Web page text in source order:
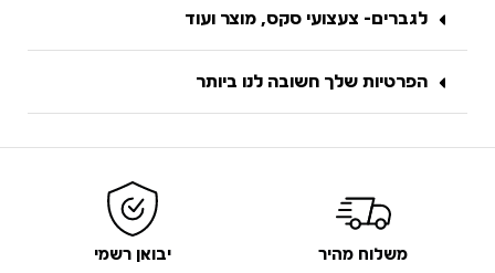
לגברים- צעצועי סקס, מוצר ועוד
הפרטיות שלך חשובה לנו ביותר
משלוח מהיר יבואן רשמי